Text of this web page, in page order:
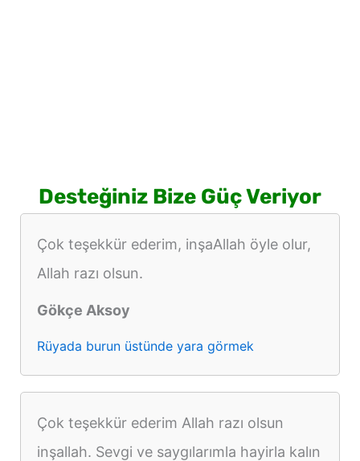
Desteğiniz Bize Güç Veriyor
Çok teşekkür ederim, inşaAllah öyle olur,
Allah razı olsun.
Gökçe Aksoy
Rüyada burun üstünde yara görmek
Çok teşekkür ederim Allah razı olsun
inşallah. Sevgi ve saygılarımla hayirla kalın